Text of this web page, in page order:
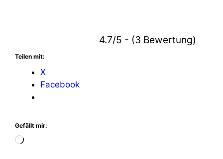
4.7/5 - (3 Bewertung)
Teilen mit:
X
Facebook
Gefällt mir:
Wird